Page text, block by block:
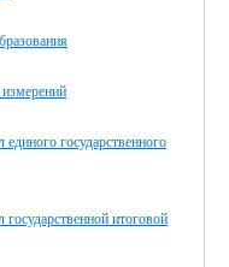
государственного
итоговой